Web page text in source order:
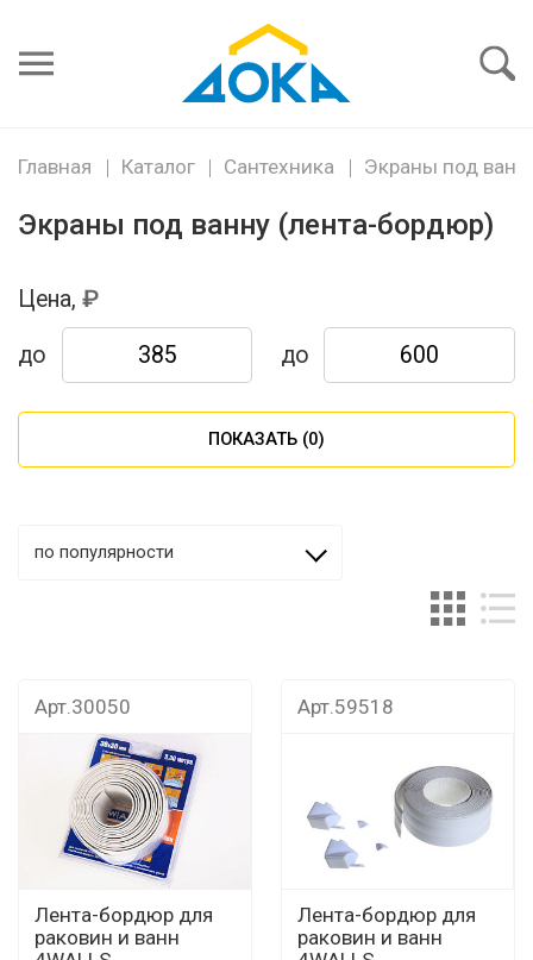
пароль
Главная Каталог Сантехника Экраны под
Экраны под ванну (лента-бордюр)
Цена,
до до
ПОКАЗАТЬ (0)
по популярности
Арт.30050
Лента-бордюр для
раковин и ванн
Арт.59518
Лента-бордюр для
раковин и ванн